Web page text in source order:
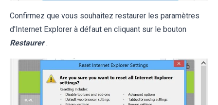
Confirmez que vous souhaitez restaurer les paramètres
d'Internet Explorer à défaut en cliquant sur le bouton
Restaurer .